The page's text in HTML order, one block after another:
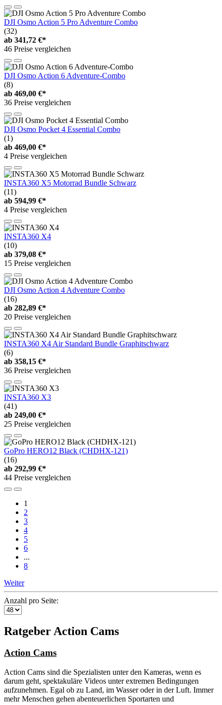
DJI Osmo Action 5 Pro Adventure Combo
(32)
ab 341,72 €*
46 Preise vergleichen
DJI Osmo Action 6 Adventure-Combo
(8)
ab 469,00 €*
36 Preise vergleichen
DJI Osmo Pocket 4 Essential Combo
(1)
ab 469,00 €*
4 Preise vergleichen
INSTA360 X5 Motorrad Bundle Schwarz
(11)
ab 594,99 €*
4 Preise vergleichen
INSTA360 X4
(10)
ab 379,08 €*
15 Preise vergleichen
DJI Osmo Action 4 Adventure Combo
(16)
ab 282,89 €*
20 Preise vergleichen
INSTA360 X4 Air Standard Bundle Graphitschwarz
(6)
ab 358,15 €*
36 Preise vergleichen
INSTA360 X3
(41)
ab 249,00 €*
25 Preise vergleichen
GoPro HERO12 Black (CHDHX-121)
(16)
ab 292,99 €*
44 Preise vergleichen
1
2
3
4
5
6
...
8
Weiter
Anzahl pro Seite:
Ratgeber Action Cams
Action Cams
Action Cams sind die Spezialisten unter den Kameras, wenn es
darum geht, spektakuläre Videos unter extremen Bedingungen
aufzunehmen. Egal ob zu Land, im Wasser oder in der Luft. Immer
mehr Menschen gehen abenteuerlichen Sportarten und